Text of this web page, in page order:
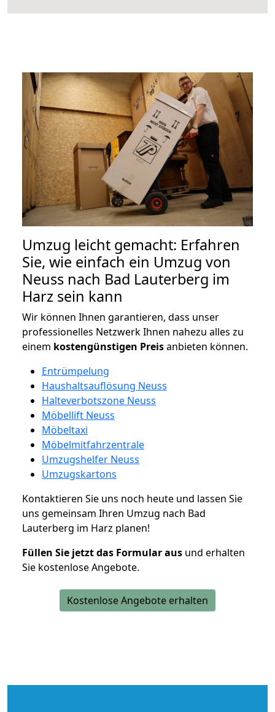
Umzug leicht gemacht: Erfahren
Sie, wie einfach ein Umzug von
Neuss nach Bad Lauterberg im
Harz sein kann
Wir können Ihnen garantieren, dass unser
professionelles Netzwerk Ihnen nahezu alles zu
einem kostengünstigen Preisanbieten können.
Entrümpelung
Haushaltsauflösung Neuss
Halteverbotszone Neuss
Möbellift Neuss
Möbeltaxi
Möbelmitfahrzentrale
Umzugshelfer Neuss
Umzugskartons
Kontaktieren Sie uns noch heute und lassen Sie
uns gemeinsam Ihren Umzug nach Bad
Lauterberg im Harz planen!
Füllen Sie jetzt das Formular aus und erhalten
Sie kostenlose Angebote.
Kostenlose Angebote erhalten